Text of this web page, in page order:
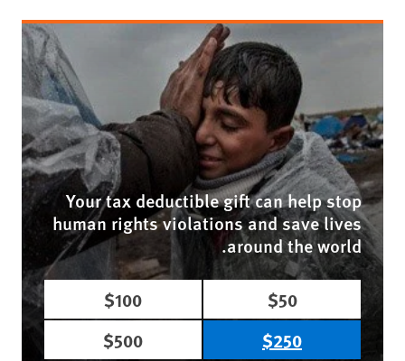
Your tax deductible gift can help stop
human rights violations and save lives
around the world.
$50
$100
$250
$500